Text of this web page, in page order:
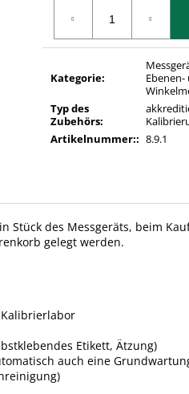
Kategorie:
Ebenen-
Typ des
Zubehörs:
Artikelnummer:: 8.9.1
des Messgeräts, beim
gelegt werden.
Etikett, Ätzung)
auch eine